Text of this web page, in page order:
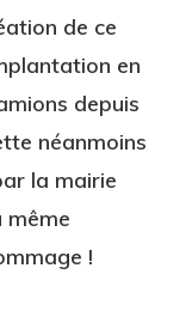
de ce
en
depuis
néanmoins
la mairie
même
!